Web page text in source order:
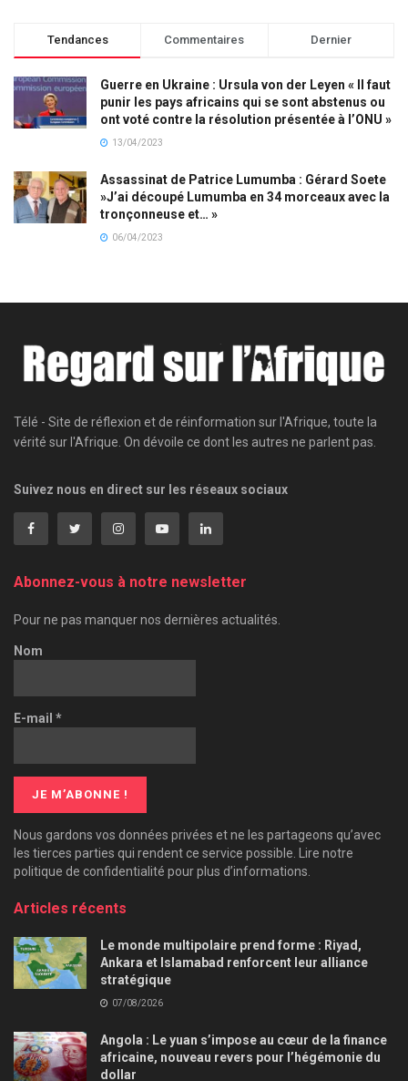
Tendances Commentaires Dernier
Guerre en Ukraine : Ursula von der Leyen « Il faut
punir les pays africains qui se sont abstenus ou
ont voté contre la résolution présentée à l’ONU »
13/04/2023
Assassinat de Patrice Lumumba : Gérard Soete
»J’ai découpé Lumumba en 34 morceaux avec la
tronçonneuse et… »
06/04/2023
Télé - Site de réflexion et de réinformation sur l'Afrique, toute la
vérité sur l'Afrique. On dévoile ce dont les autres ne parlent pas.
Suivez nous en direct sur les réseaux sociaux
Abonnez-vous à notre newsletter
Pour ne pas manquer nos dernières actualités.
Nom
E-mail *
Nous gardons vos données privées et ne les partageons qu’avec
les tierces parties qui rendent ce service possible. Lire notre
politique de confidentialité pour plus d’informations.
Articles récents
Le monde multipolaire prend forme : Riyad,
Ankara et Islamabad renforcent leur alliance
stratégique
07/08/2026
Angola : Le yuan s’impose au cœur de la finance
africaine, nouveau revers pour l’hégémonie du
dollar